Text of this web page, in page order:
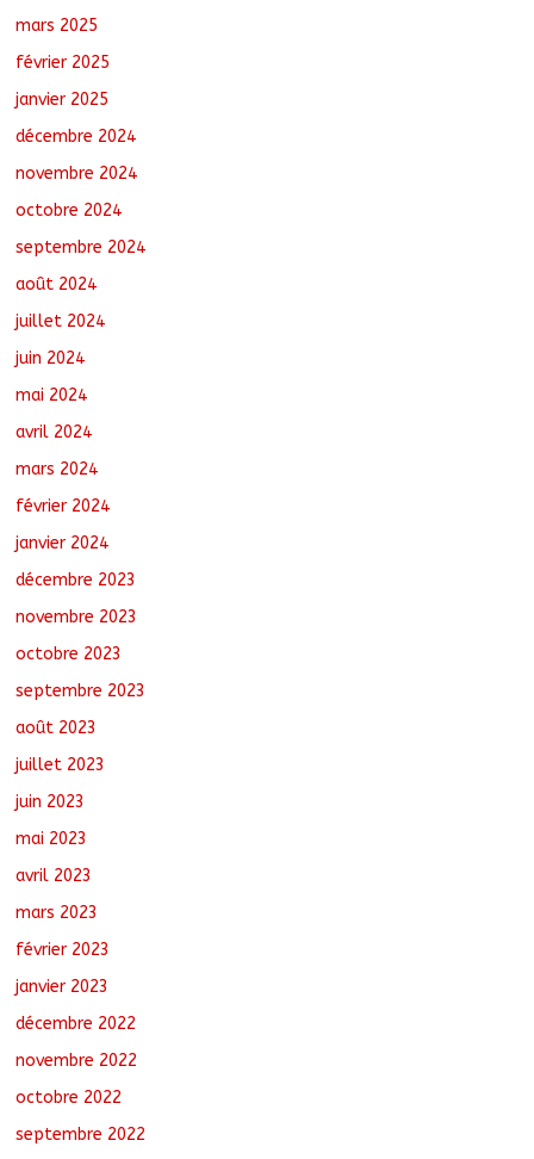
mars 2025
février 2025
janvier 2025
décembre 2024
novembre 2024
octobre 2024
septembre 2024
août 2024
juillet 2024
juin 2024
mai 2024
avril 2024
mars 2024
février 2024
janvier 2024
décembre 2023
novembre 2023
octobre 2023
septembre 2023
août 2023
juillet 2023
juin 2023
mai 2023
avril 2023
mars 2023
février 2023
janvier 2023
décembre 2022
novembre 2022
octobre 2022
septembre 2022